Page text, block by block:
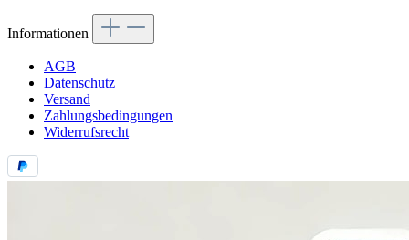
Informationen
AGB
Datenschutz
Versand
Zahlungsbedingungen
Widerrufsrecht